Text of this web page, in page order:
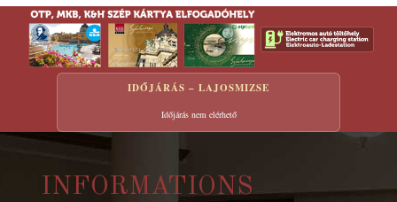
IDŐJÁRÁS – LAJOSMIZSE
Időjárás nem elérhető
INFORMATIONS